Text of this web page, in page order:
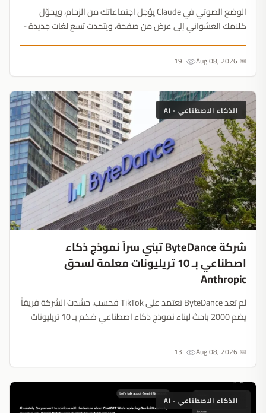
الوضع الصوتي في Claude يؤجل اجتماعاتك من الزحام، ويحوّل
كلامك العشوائي إلى عرض من صفحة، ويتحدث تسع لغات جديدة -
📅 Aug 08, 2026
الذكاء الاصطناعي - AI
شركة ByteDance تبني سراً نموذج ذكاء
اصطناعي بـ 10 تريليونات معلمة لسحق
Anthropic
لم تعد ByteDance تعتمد على TikTok فحسب. حشدت الشركة فريقاً
يضم 2000 باحث لبناء نموذج ذكاء اصطناعي ضخم بـ 10 تريليونات
على المنافسين الغربيين....📅 Aug 08, 2026
الذكاء الاصطناعي - AI